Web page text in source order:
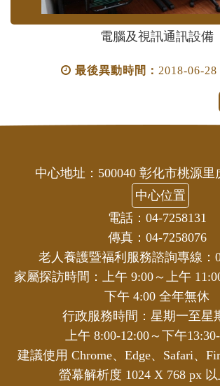
電腦及視訊通訊設備
最後異動時間： 2018-06-
中心地址：500040 彰化市桃源里
中心位置
電話：04-7258131
傳真：04-7258076
老人養護暨福利服務諮詢專線：
家屬探訪時間：上午 9:00～上午
下午 4:00 全年無休
行政服務時間：星期一至
上午 8:00-12:00～下午
建議使用 Chrome、Edge、Safari、
螢幕解析度 1024 X 768 px